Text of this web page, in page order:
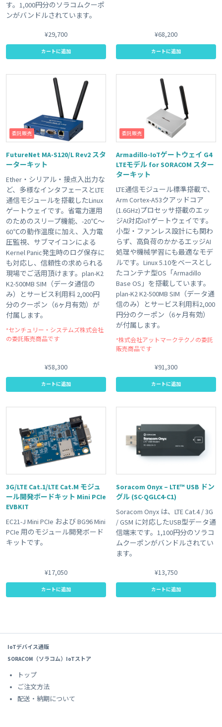
す。1,000円分のソラコムクーポ
ンがバンドルされています。
¥29,700
カートに追加
¥68,200
カートに追加
委託販売
FutureNet MA-S120/L Rev2 スタ
ーターキット
Ether・シリアル・接点入出力な
ど、多様なインタフェースとLTE
通信モジュールを搭載したLinux
ゲートウェイです。省電力運用
のためのスリープ機能、-20℃～
60℃の動作温度に加え、入力電
圧監視、サブマイコンによる
Kernel Panic発生時のログ保存に
も対応し、信頼性の求められる
現場でご活用頂けます。plan-K2
K2-500MB SIM（データ通信の
み）とサービス利用料 2,000円
分のクーポン（6ヶ月有効）が
付属します。
*センチュリー・システムズ株式会社
の委託販売商品です
¥58,300
カートに追加
委託販売
Armadillo-IoTゲートウェイ G4
LTEモデル for SORACOM スター
ターキット
LTE通信モジュール標準搭載で、
Arm Cortex-A53クアッドコア
(1.6GHz)プロセッサ搭載のエッ
ジAI対応IoTゲートウェイです。
小型・ファンレス設計にも関わ
らず、高負荷のかかるエッジAI
処理や機械学習にも最適なモデ
ルです。Linux 5.10をベースとし
たコンテナ型OS「Armadillo
Base OS」を搭載しています。
plan-K2 K2-500MB SIM（データ通
信のみ）とサービス利用料2,000
円分のクーポン（6ヶ月有効）
が付属します。
*株式会社アットマークテクノの委託
販売商品です
¥91,300
カートに追加
3G/LTE Cat.1/LTE Cat.M モジュ
ール開発ボードキット Mini PCIe
EVBKIT
EC21-J Mini PCIe および BG96 Mini
PCIe 用のモジュール開発ボード
キットです。
¥17,050
カートに追加
Soracom Onyx – LTE™ USB ドン
グル (SC-QGLC4-C1)
Soracom Onyx は、LTE Cat.4 / 3G
/ GSM に対応したUSB型データ通
信端末です。1,100円分のソラコ
ムクーポンがバンドルされてい
ます。
¥13,750
カートに追加
IoTデバイス通販
SORACOM（ソラコム）IoTストア
トップ
ご注文方法
配送・納期について